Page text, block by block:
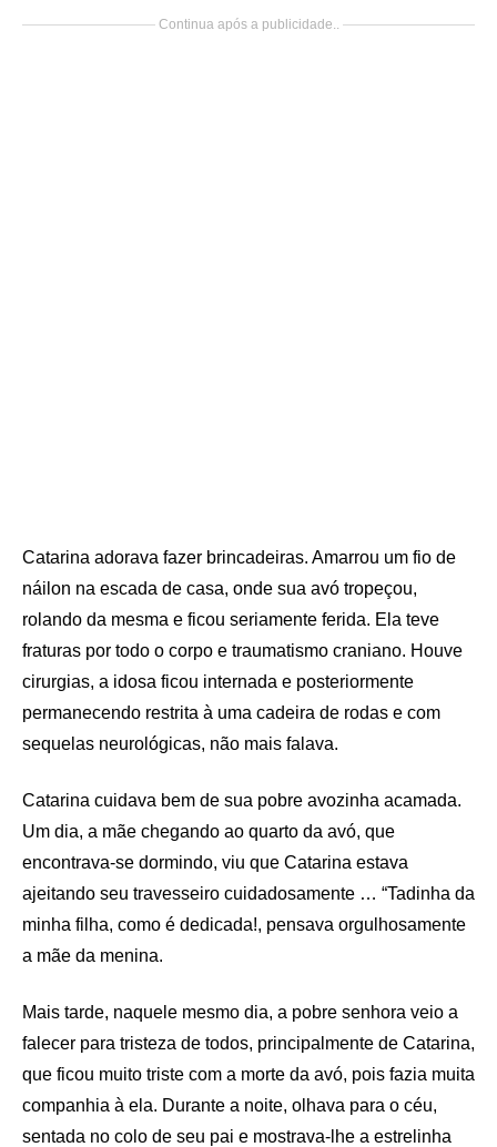
Continua após a publicidade..
Catarina adorava fazer brincadeiras. Amarrou um fio de
náilon na escada de casa, onde sua avó tropeçou,
rolando da mesma e ficou seriamente ferida. Ela teve
fraturas por todo o corpo e traumatismo craniano. Houve
cirurgias, a idosa ficou internada e posteriormente
permanecendo restrita à uma cadeira de rodas e com
sequelas neurológicas, não mais falava.
Catarina cuidava bem de sua pobre avozinha acamada.
Um dia, a mãe chegando ao quarto da avó, que
encontrava-se dormindo, viu que Catarina estava
ajeitando seu travesseiro cuidadosamente … “Tadinha da
minha filha, como é dedicada!, pensava orgulhosamente
a mãe da menina.
Mais tarde, naquele mesmo dia, a pobre senhora veio a
falecer para tristeza de todos, principalmente de Catarina,
que ficou muito triste com a morte da avó, pois fazia muita
companhia à ela. Durante a noite, olhava para o céu,
sentada no colo de seu pai e mostrava-lhe a estrelinha